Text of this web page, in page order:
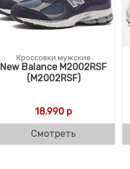
Кроссовки мужские
New Balance M2002RSF
(M2002RSF)
18.990 р
Смотреть